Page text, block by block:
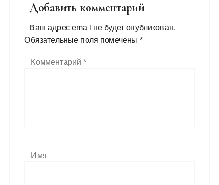
Добавить комментарий
Ваш адрес email не будет опубликован.
Обязательные поля помечены *
Комментарий*
Имя